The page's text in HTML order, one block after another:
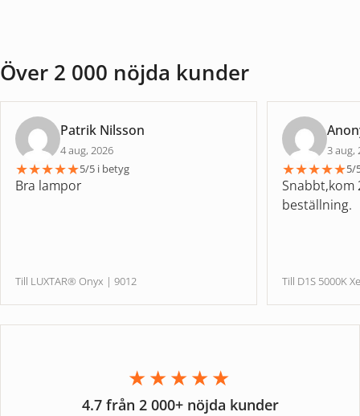
Över 2 000 nöjda kunder
Patrik Nilsson
4 aug, 2026
★★★★★5/5 i betyg
Bra lampor
Till LUXTAR® Onyx | 9012
3 aug,
★★★★★5/
Snabbt,kom
beställning.
Till D1S 5000K
★★★★★
4.7 från 2 000+ nöjda kunder